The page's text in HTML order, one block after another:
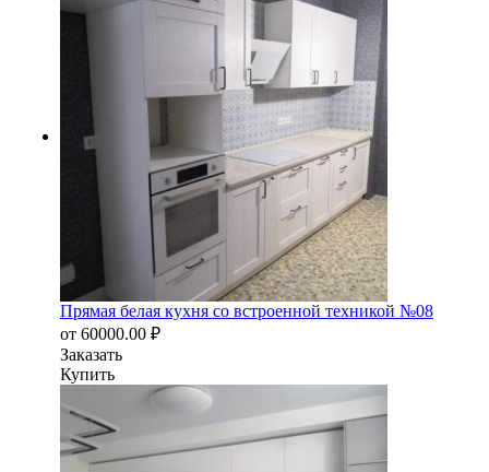
Прямая белая кухня со встроенной техникой №08
от 60000.00 ₽
Заказать
Купить